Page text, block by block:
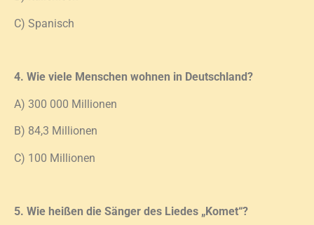
C) Spanisch
4. Wie viele Menschen wohnen in Deutschland?
A) 300 000 Millionen
B) 84,3 Millionen
C) 100 Millionen
5. Wie heißen die Sänger des Liedes „Komet“?